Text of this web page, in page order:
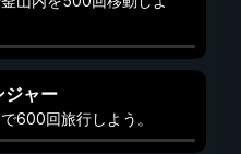
ジャー
600回旅行しよう。